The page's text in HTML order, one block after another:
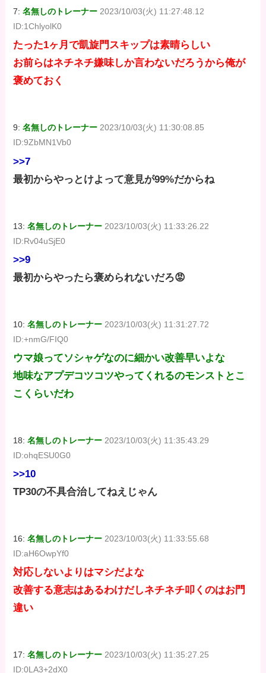
7:名無しのトレーナー 2023/10/03(火) 11:27:48.12
ID:1ChlyolK0
たった1ヶ月で凱旋門スキップは素晴らしい
お前らはネチネチ嫌味しか言わないだろうから俺が
褒めておく
9:名無しのトレーナー 2023/10/03(火) 11:30:08.85
ID:9ZbMN1Vb0
>>7
最初からやっとけよって意見が99%だからね
13:名無しのトレーナー 2023/10/03(火) 11:33:26.22
ID:Rv04uSjE0
>>9
最初からやったら褒められないだろ😡
10:名無しのトレーナー 2023/10/03(火) 11:31:27.72
ID:+nmG/FIQ0
ウマ娘ってソシャゲなのに細かい改善早いよな
地味なアプデコツコツやってくれるのモンストとこ
こくらいだわ
18:名無しのトレーナー 2023/10/03(火) 11:35:43.29
ID:ohqESU0G0
>>10
TP30の不具合治してねえじゃん
16:名無しのトレーナー 2023/10/03(火) 11:33:55.68
ID:aH6OwpYf0
対応しないよりはマシだよな
改善する意志はあるわけだしネチネチ叩くのはお門
違い
17:名無しのトレーナー 2023/10/03(火) 11:35:27.25
ID:0LA3+2dX0